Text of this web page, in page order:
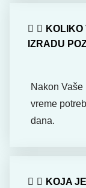
IZRADU
Nakon Vaše
vreme
dana.
KOJA